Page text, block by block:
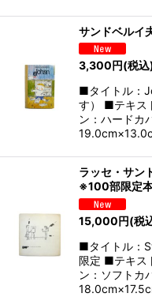
サンドベルイ
3,300円(税込
■タイトル：
す） ■テキス
ン：ハードカ
ラッセ・サン
※100部限定
15,000円(税
■タイトル：
限定 ■テキス
ン：ソフトカ